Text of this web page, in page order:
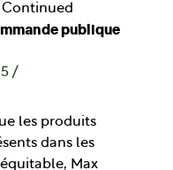
Continued
publique
/
les produits
dans les
Max